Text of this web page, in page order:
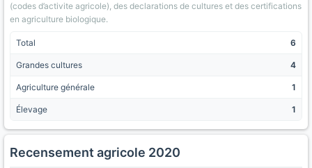
(codes d’activite agricole), des declarations de cultures et des certifications
en agriculture biologique.
Total 6
Grandes cultures 4
Agriculture générale 1
Élevage 1
Recensement agricole 2020